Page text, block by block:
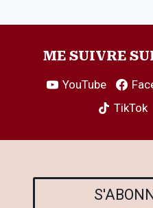
ME SUIVRE
YouTube
TikTok